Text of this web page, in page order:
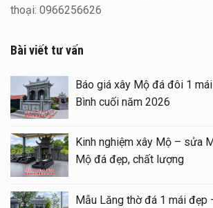
thoại: 0966256626
Bài viết tư vấn
Báo giá xây Mộ đá đôi 1
Bình cuối năm 2026
Kinh nghiệm xây Mộ – sửa
Mộ đá đẹp, chất lượng
Mẫu Lăng thờ đá 1 mái đẹp